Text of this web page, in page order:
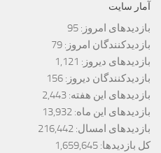
آمار سایت
بازدیدهای امروز: 95
بازدیدکنندگان امروز: 79
بازدیدهای دیروز: 1,121
بازدیدکنندگان دیروز: 156
بازدیدهای این هفته: 2,443
بازدیدهای این ماه: 13,932
بازدیدهای امسال: 216,442
کل بازدیدها: 1,659,645